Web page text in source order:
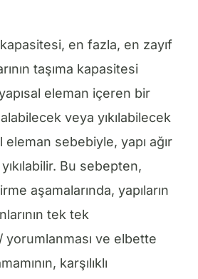
en fazla, en zayıf
taşıma kapasitesi
eleman içeren bir
veya yıkılabilecek
eleman sebebiyle, yapı ağır
Bu sebepten,
aşamalarında, yapıların
tek tek
ve elbette
karşılıklı